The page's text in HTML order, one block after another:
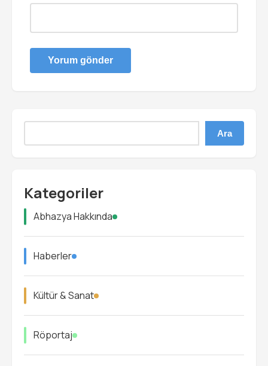
Ara
Kategoriler
Abhazya Hakkında
Haberler
Kültür & Sanat
Röportaj